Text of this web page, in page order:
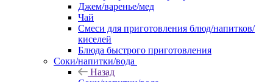
Джем/варенье/мед
Чай
Смеси для приготовления блюд/напитков/
киселей
Блюда быстрого приготовления
Соки/напитки/вода
Назад